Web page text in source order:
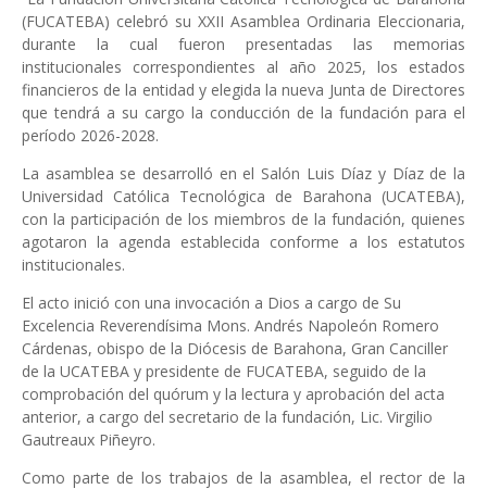
(FUCATEBA) celebró su XXII Asamblea Ordinaria Eleccionaria,
durante la cual fueron presentadas las memorias
institucionales correspondientes al año 2025, los estados
financieros de la entidad y elegida la nueva Junta de Directores
que tendrá a su cargo la conducción de la fundación para el
período 2026-2028.
La asamblea se desarrolló en el Salón Luis Díaz y Díaz de la
Universidad Católica Tecnológica de Barahona (UCATEBA),
con la participación de los miembros de la fundación, quienes
agotaron la agenda establecida conforme a los estatutos
institucionales.
El acto inició con una invocación a Dios a cargo de Su
Excelencia Reverendísima Mons. Andrés Napoleón Romero
Cárdenas, obispo de la Diócesis de Barahona, Gran Canciller
de la UCATEBA y presidente de FUCATEBA, seguido de la
comprobación del quórum y la lectura y aprobación del acta
anterior, a cargo del secretario de la fundación, Lic. Virgilio
Gautreaux Piñeyro.
Como parte de los trabajos de la asamblea, el rector de la